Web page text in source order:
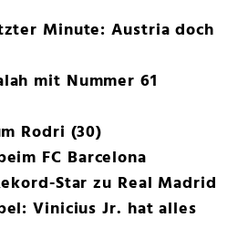
Minute: Austria doch
mit Nummer 61
Rodri (30)
FC Barcelona
Star zu Real Madrid
Vinicius Jr. hat alles